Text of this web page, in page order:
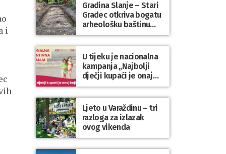
i
Gradina Slanje – Stari
Gradec otkriva bogatu
arheološku baštinu
Varaždinske županije
U tijeku je nacionalna
kampanja „Najbolji
dječji kupaći je onaj
koji se nosi“
Ljeto u Varaždinu – tri
razloga za izlazak
ovog vikenda